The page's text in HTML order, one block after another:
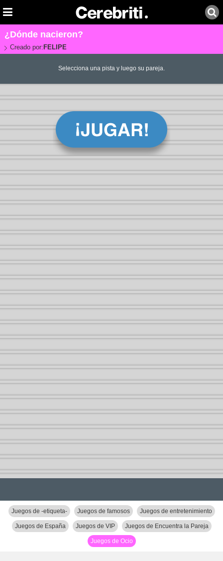
¿Dónde nacieron?
Creado por: FELIPE
Selecciona una pista y luego su pareja.
Juegos de -etiqueta- Juegos de famosos Juegos de entretenimiento
Juegos de España Juegos de VIP Juegos de Encuentra la Pareja
Juegos de Ocio